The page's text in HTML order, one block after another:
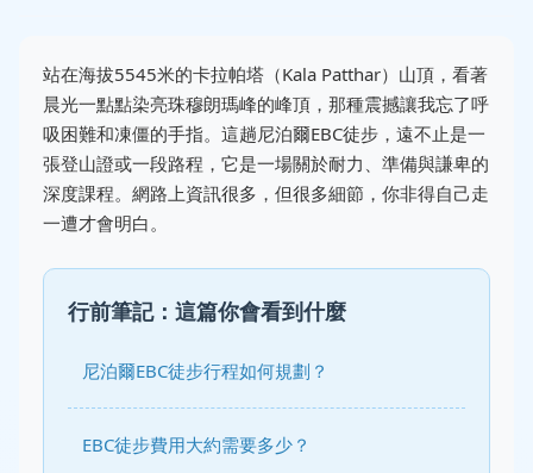
站在海拔5545米的卡拉帕塔（Kala Patthar）山頂，看著
晨光一點點染亮珠穆朗瑪峰的峰頂，那種震撼讓我忘了呼
吸困難和凍僵的手指。這趟尼泊爾EBC徒步，遠不止是一
張登山證或一段路程，它是一場關於耐力、準備與謙卑的
深度課程。網路上資訊很多，但很多細節，你非得自己走
一遭才會明白。
行前筆記：這篇你會看到什麼
尼泊爾EBC徒步行程如何規劃？
EBC徒步費用大約需要多少？